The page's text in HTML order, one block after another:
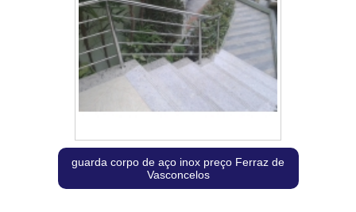
guarda corpo de aço inox preço Ferraz de
Vasconcelos